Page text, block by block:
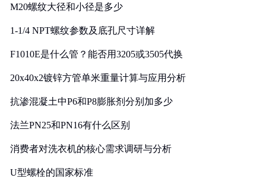
M20螺纹大径和小径是多少
1-1/4 NPT螺纹参数及底孔尺寸详解
F1010E是什么管？能否用3205或3505代换
20x40x2镀锌方管单米重量计算与应用分析
抗渗混凝土中P6和P8膨胀剂分别加多少
法兰PN25和PN16有什么区别
消费者对洗衣机的核心需求调研与分析
U型螺栓的国家标准